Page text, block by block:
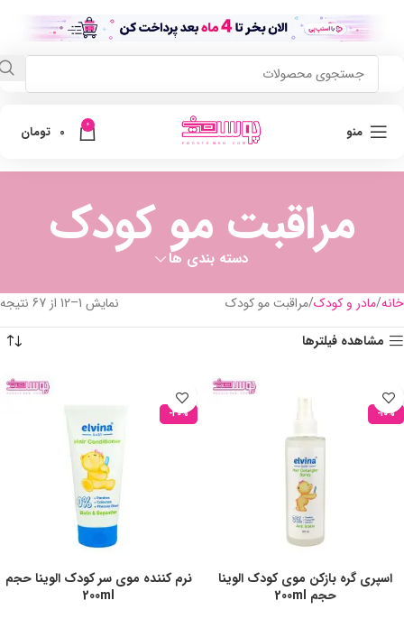
منو 0
0 تومان
مراقبت مو کودک
دسته بندی ها
خانه مادر و کودک مراقبت مو کودک
نمایش 1–12 از 67 نتیجه
مشاهده فیلترها
-10%
اسپری گره بازکن موی کودک الوینا
حجم 200ml
-20%
نرم کننده موی سر کودک الوینا حجم
200ml